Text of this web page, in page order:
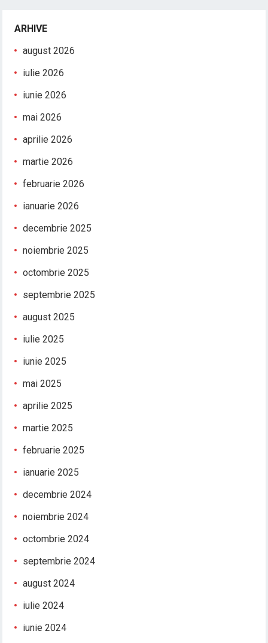
ARHIVE
august 2026
iulie 2026
iunie 2026
mai 2026
aprilie 2026
martie 2026
februarie 2026
ianuarie 2026
decembrie 2025
noiembrie 2025
octombrie 2025
septembrie 2025
august 2025
iulie 2025
iunie 2025
mai 2025
aprilie 2025
martie 2025
februarie 2025
ianuarie 2025
decembrie 2024
noiembrie 2024
octombrie 2024
septembrie 2024
august 2024
iulie 2024
iunie 2024